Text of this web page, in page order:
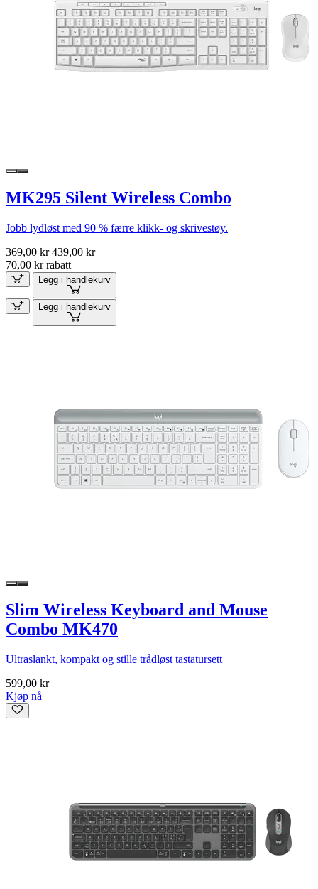
MK295 Silent Wireless Combo
Jobb lydløst med 90 % færre klikk- og skrivestøy.
369,00 kr 439,00 kr
70,00 kr rabatt
Legg i handlekurv
Legg i handlekurv
Slim Wireless Keyboard and Mouse
Combo MK470
Ultraslankt, kompakt og stille trådløst tastatursett
599,00 kr
Kjøp nå